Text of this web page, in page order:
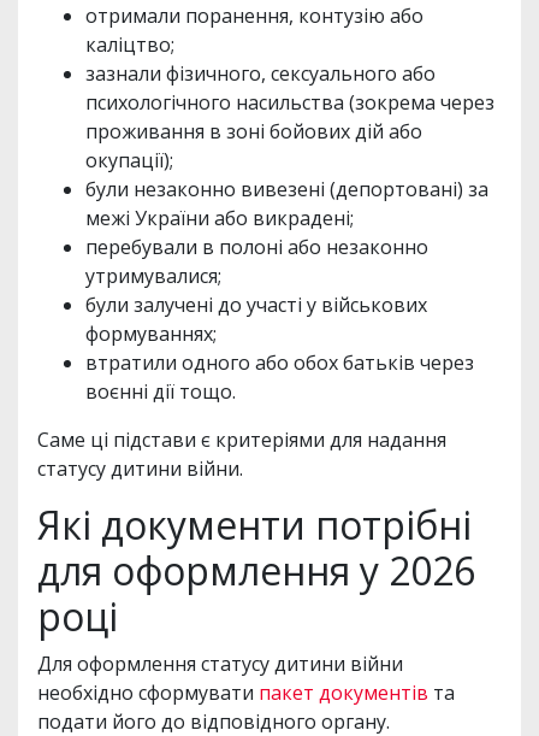
отримали поранення, контузію або
каліцтво;
зазнали фізичного, сексуального або
психологічного насильства (зокрема через
проживання в зоні бойових дій або
окупації);
були незаконно вивезені (депортовані) за
межі України або викрадені;
перебували в полоні або незаконно
утримувалися;
були залучені до участі у військових
формуваннях;
втратили одного або обох батьків через
воєнні дії тощо.
Саме ці підстави є критеріями для надання
статусу дитини війни.
Які документи потрібні
для оформлення у 2026
році
Для оформлення статусу дитини війни
необхідно сформувати пакет документів та
подати його до відповідного органу.